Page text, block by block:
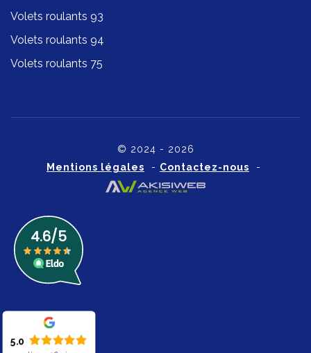
Volets roulants 93
Volets roulants 94
Volets roulants 75
© 2024 - 2026
Mentions légales - Contactez-nous -
5.0